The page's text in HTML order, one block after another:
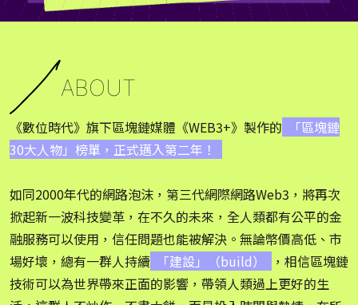
ABOUT
《數位時代》旗下區塊鏈媒體《WEB3+》製作的
「區塊鏈
30大人物」榜單，正式邁入第二年！
如同2000年代的網路泡沫，第三代網際網路Web3，將再次
掀起新一波科技變革，在不久的未來，全人類都有公平的金
融服務可以使用，信任問題也能被解決。無論幣價高低、市
場好壞，總有一群人持續
「建設」（build）
，相信區塊鏈
技術可以為世界帶來正面的影響，帶領人類過上更好的生